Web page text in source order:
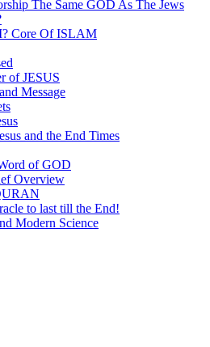
The Same GOD As The Jews
Core Of ISLAM
of JESUS
Message
and the End Times
of GOD
Overview
to last till the End!
Modern Science